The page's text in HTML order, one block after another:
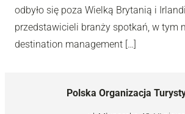
odbyło się poza Wielką Brytanią i
przedstawicieli branży spotkań, w tym
destination management […]
Polska Organizacja